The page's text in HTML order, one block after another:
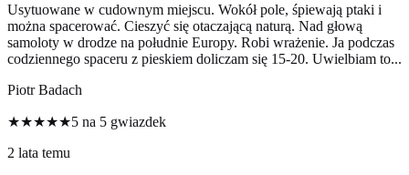
Usytuowane w cudownym miejscu. Wokół pole, śpiewają ptaki i
można spacerować. Cieszyć się otaczającą naturą. Nad głową
samoloty w drodze na południe Europy. Robi wrażenie. Ja podczas
codziennego spaceru z pieskiem doliczam się 15-20. Uwielbiam to...
Piotr Badach
★★★★★5 na 5 gwiazdek
2 lata temu